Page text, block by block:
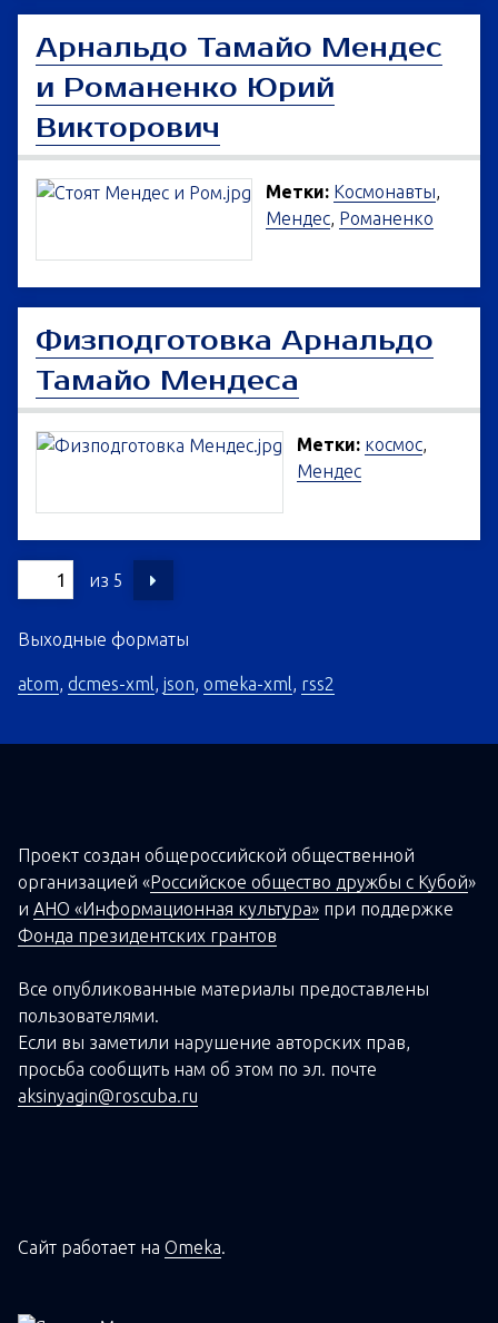
Арнальдо Тамайо Мендес
и Романенко Юрий
Викторович
Метки: Космонавты,
Мендес, Романенко
Физподготовка Арнальдо
Тамайо Мендеса
Метки: космос,
Мендес
из 5
Выходные форматы
atom, dcmes-xml, json, omeka-xml, rss2
Проект создан общероссийской общественной
организацией «Российское общество дружбы с Кубой»
и АНО «Информационная культура» при поддержке
Фонда президентских грантов
Все опубликованные материалы предоставлены
пользователями.
Если вы заметили нарушение авторских прав,
просьба сообщить нам об этом по эл. почте
aksinyagin@roscuba.ru
Сайт работает на Omeka.